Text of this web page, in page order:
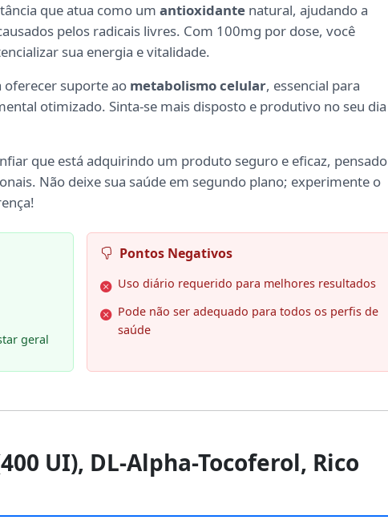
que atua como um antioxidante natural, ajudando a
pelos radicais livres. Com 100mg por dose, você
sua energia e vitalidade.
suporte ao metabolismo celular, essencial para
otimizado. Sinta-se mais disposto e produtivo no seu
que está adquirindo um produto seguro e eficaz, pensado
Não deixe sua saúde em segundo plano; experimente o
geral
Pontos Negativos
Uso diário requerido para melhores resultados
Pode não ser adequado para todos os perfis de
saúde
UI), DL-Alpha-Tocoferol, Rico